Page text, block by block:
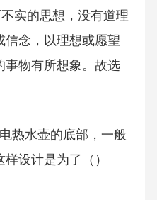
实的思想，没有道理
信念，以理想或愿望
事物有所想象。故选
热水壶的底部，一般
设计是为了（）